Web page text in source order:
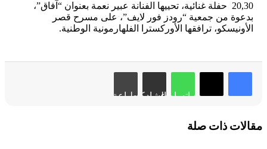
20,30 حفلة غنائية، تحييها الفنانة عبير نعمة بعنوان “آفاق”،
بدعوة من جمعية “رودز فور لايف”، على مسرح قصر
الأونيسكو، ترافقها الأوركسترا الفلهارمونية الوطنية.
واتسابمشاركة عبر البريد طباعة
مقالات ذات صلة